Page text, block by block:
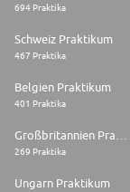
694 Praktika
Schweiz Praktikum
467 Praktika
Belgien Praktikum
401 Praktika
269 Praktika
Ungarn Praktikum